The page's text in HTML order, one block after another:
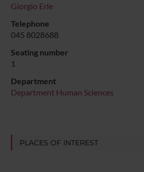
Giorgio Erle
Telephone
045 8028688
Seating number
1
Department
Department Human Sciences
PLACES OF INTEREST